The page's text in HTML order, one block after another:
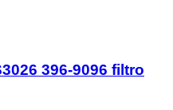
396-9096 filtro